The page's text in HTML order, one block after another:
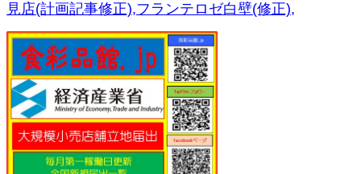
見店(計画記事修正),フランテロゼ白壁(修正),